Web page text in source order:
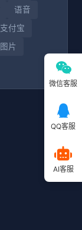
语音
支付宝
图片
微信客服
QQ客服
AI客服